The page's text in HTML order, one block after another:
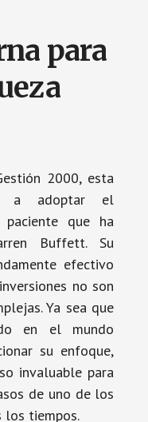
para
2000, esta
a adoptar el
paciente que ha
Buffett. Su
efectivo
no son
Ya sea que
en el mundo
su enfoque,
invaluable para
de uno de los
los tiempos.